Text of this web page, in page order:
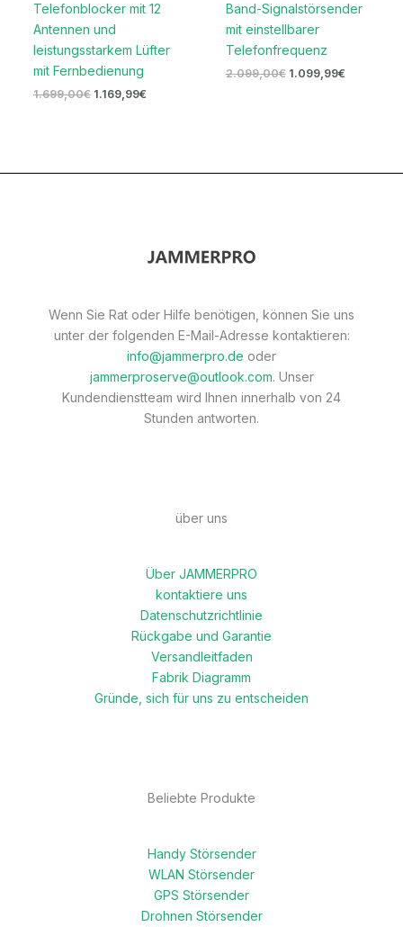
Telefonblocker mit 12
Antennen und
leistungsstarkem Lüfter
mit Fernbedienung
1.699,00€ 1.169,99€
Band-Signalstörsender
mit einstellbarer
Telefonfrequenz
2.099,00€ 1.099,99€
Wenn Sie Rat oder Hilfe benötigen, können Sie uns
unter der folgenden E-Mail-Adresse kontaktieren:
info@jammerpro.de oder
jammerproserve@outlook.com. Unser
Kundendienstteam wird Ihnen innerhalb von 24
Stunden antworten.
über uns
Über JAMMERPRO
kontaktiere uns
Datenschutzrichtlinie
Rückgabe und Garantie
Versandleitfaden
Fabrik Diagramm
Gründe, sich für uns zu entscheiden
Beliebte Produkte
Handy Störsender
WLAN Störsender
GPS Störsender
Drohnen Störsender